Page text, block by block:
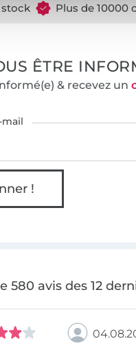
stock Plus de 10000
ÊTRE
& recevez un
mail
!
580 avis des 12